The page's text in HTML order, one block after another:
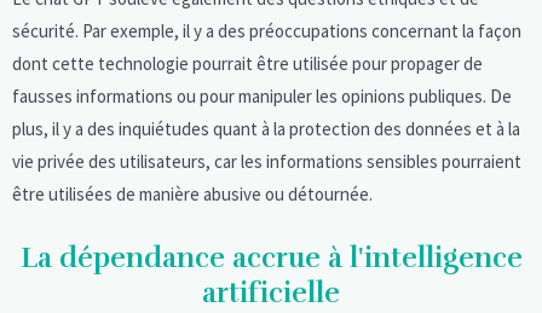
sécurité. Par exemple, il y a des préoccupations concernant la façon
dont cette technologie pourrait être utilisée pour propager de
fausses informations ou pour manipuler les opinions publiques. De
plus, il y a des inquiétudes quant à la protection des données et à la
vie privée des utilisateurs, car les informations sensibles pourraient
être utilisées de manière abusive ou détournée.
La dépendance accrue à l'intelligence
artificielle